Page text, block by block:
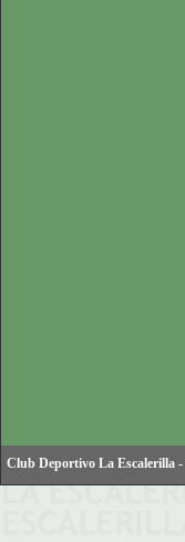
Club Deportivo La Escalerilla -